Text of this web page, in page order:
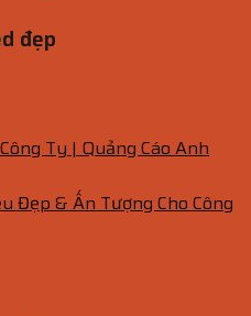
đẹp
Ty | Quảng Cáo Anh
Đẹp & Ấn Tượng Cho Công